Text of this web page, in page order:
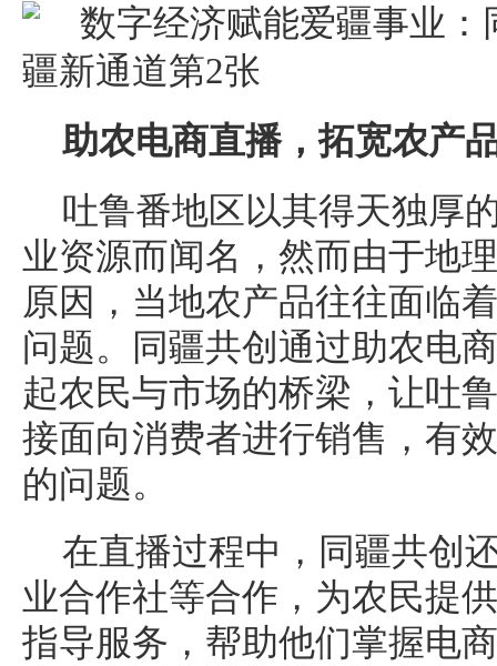
助农电商直播，拓宽农产
吐鲁番地区以其得天独厚
业资源而闻名，然而由于地
原因，当地农产品往往面临
问题。同疆共创通过助农电
起农民与市场的桥梁，让吐
接面向消费者进行销售，有
的问题。
在直播过程中，同疆共创
业合作社等合作，为农民提
指导服务，帮助他们掌握电